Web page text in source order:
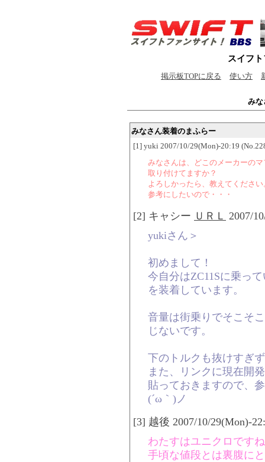
スイフ
掲示板TOPに戻る 使い方
みな
みなさん装着のまふらー
[1] yuki 2007/10/29(Mon)-20:19
みなさんは、どこのメーカーの
取り付けてますか？
よろしかったら、教えてください
参考にしたいので・・・
[2] キャシー ＵＲＬ 2007/
yukiさん＞
初めまして！
今自分はZC11Sに乗っ
を装着しています。
音量は街乗りでそこそ
じないです。
下のトルクも抜けすぎ
また、リンクに現在開
貼っておきますので、
(´ω｀)ノ
[3] 越後 2007/10/29(Mon)-
わたすはユニクロです
手頃な値段とは裏腹に